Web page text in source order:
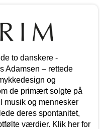
to danskere -
Adamsen – rettede
og
de primært solgte på
musik og mennesker
deres spontanitet,
værdier. Klik her for